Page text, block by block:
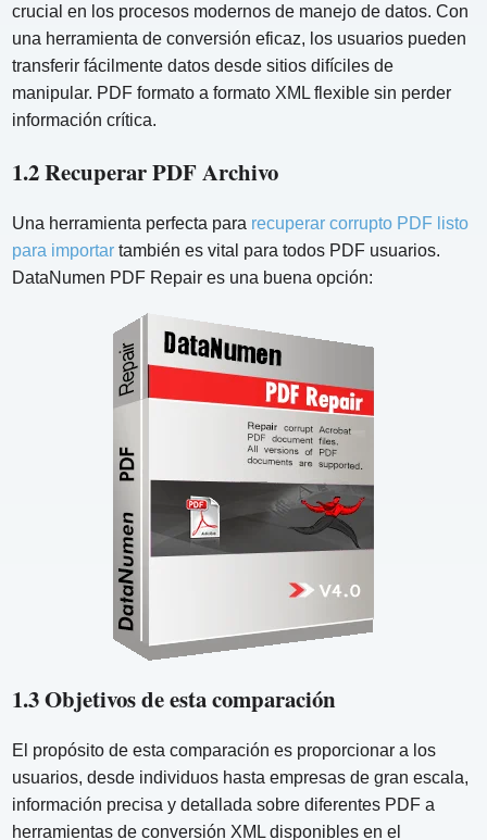
crucial en los procesos modernos de manejo de datos. Con
una herramienta de conversión eficaz, los usuarios pueden
transferir fácilmente datos desde sitios difíciles de
manipular. PDF formato a formato XML flexible sin perder
información crítica.
1.2 Recuperar PDF Archivo
Una herramienta perfecta para recuperar corrupto PDF listo
para importar también es vital para todos PDF usuarios.
DataNumen PDF Repair es una buena opción:
1.3 Objetivos de esta comparación
El propósito de esta comparación es proporcionar a los
usuarios, desde individuos hasta empresas de gran escala,
información precisa y detallada sobre diferentes PDF a
herramientas de conversión XML disponibles en el